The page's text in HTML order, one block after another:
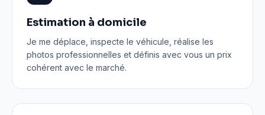
Estimation à domicile
Je me déplace, inspecte le véhicule, réalise les
photos professionnelles et définis avec vous un prix
cohérent avec le marché.